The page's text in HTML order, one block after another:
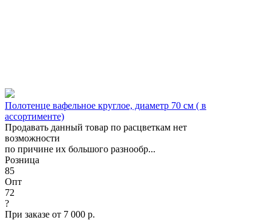
Полотенце вафельное круглое, диаметр 70 см ( в
ассортименте)
Продавать данный товар по расцветкам нет
возможности
по причине их большого разнообр...
Розница
85
Опт
72
?
При заказе от 7 000 р.